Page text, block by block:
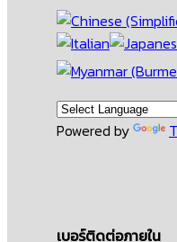
Powered by
เบอร์ติดต่อภายใน